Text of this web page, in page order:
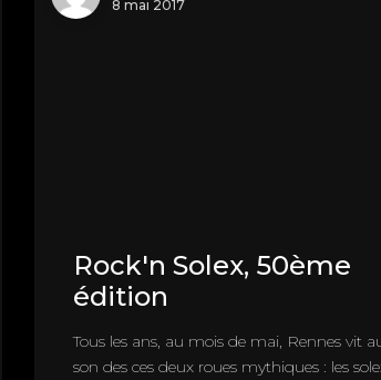
8 mai 2017
Rock'n Solex, 50ème
édition
Tous les ans, au mois de mai, Rennes vit
son des ces deux roues mythiques : les